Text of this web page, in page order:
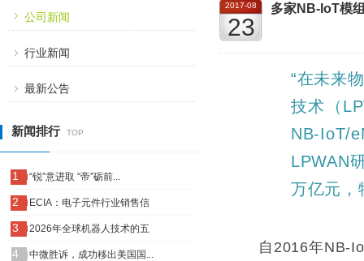
公司新闻
行业新闻
最新公告
新闻排行 TOP
1 “锐”意进取 “帝”砺前...
2 ECIA：电子元件行业销售信
3 2026年全球机器人技术的五
4 中微胜诉，成功移出美国国...
2017-08
23
多家NB-IoT模
“在未来
技术（
NB-IoT/
LPWAN
万亿元，
自2016年NB-